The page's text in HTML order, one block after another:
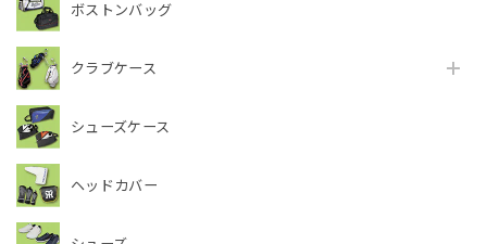
ボストンバッグ
クラブケース
シューズケース
ヘッドカバー